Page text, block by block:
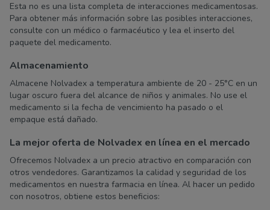
Esta no es una lista completa de interacciones medicamentosas.
Para obtener más información sobre las posibles interacciones,
consulte con un médico o farmacéutico y lea el inserto del
paquete del medicamento.
Almacenamiento
Almacene Nolvadex a temperatura ambiente de 20 - 25°С en un
lugar oscuro fuera del alcance de niños y animales. No use el
medicamento si la fecha de vencimiento ha pasado o el
empaque está dañado.
La mejor oferta de Nolvadex en línea en el mercado
Ofrecemos Nolvadex a un precio atractivo en comparación con
otros vendedores. Garantizamos la calidad y seguridad de los
medicamentos en nuestra farmacia en línea. Al hacer un pedido
con nosotros, obtiene estos beneficios: